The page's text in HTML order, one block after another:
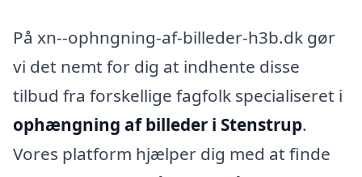
På xn--ophngning-af-billeder-h3b.dk gør
vi det nemt for dig at indhente disse
tilbud fra forskellige fagfolk specialiseret i
ophængning af billeder i Stenstrup.
Vores platform hjælper dig med at finde